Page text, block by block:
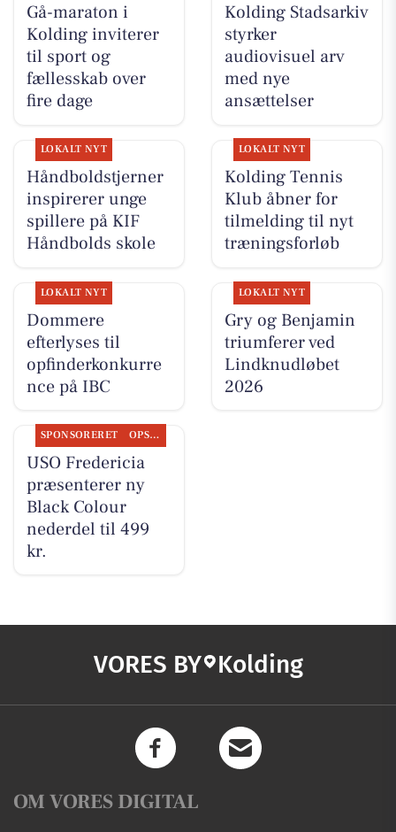
Gå-maraton i
Kolding inviterer
til sport og
fællesskab over
fire dage
Kolding Stadsarkiv
styrker
audiovisuel arv
med nye
ansættelser
LOKALT NYT
Håndboldstjerner
inspirerer unge
spillere på KIF
Håndbolds skole
LOKALT NYT
Kolding Tennis
Klub åbner for
tilmelding til nyt
træningsforløb
LOKALT NYT
Dommere
efterlyses til
opfinderkonkurre
nce på IBC
LOKALT NYT
Gry og Benjamin
triumferer ved
Lindknudløbet
2026
SPONSORERET OPSLAGSTAVLEN
USO Fredericia
præsenterer ny
Black Colour
nederdel til 499
kr.
VORES BY Kolding
OM VORES DIGITAL